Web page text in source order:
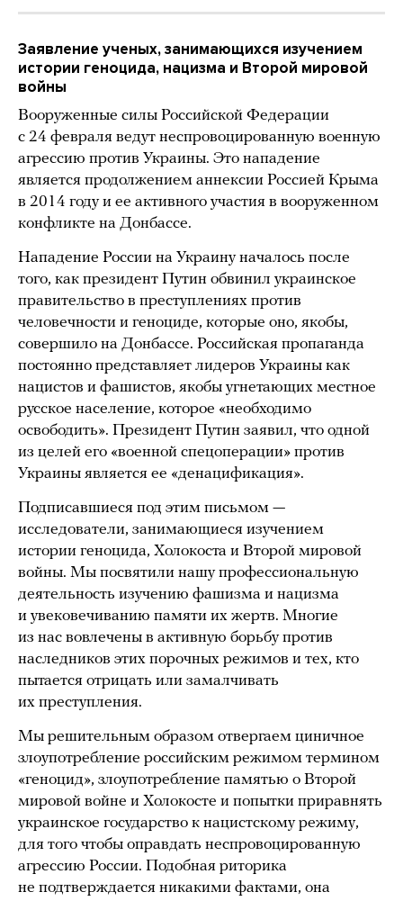
Заявление ученых, занимающихся изучением
истории геноцида, нацизма и Второй мировой
войны
Вооруженные силы Российской Федерации
с 24 февраля ведут неспровоцированную военную
агрессию против Украины. Это нападение
является продолжением аннексии Россией Крыма
в 2014 году и ее активного участия в вооруженном
конфликте на Донбассе.
Нападение России на Украину началось после
того, как президент Путин обвинил украинское
правительство в преступлениях против
человечности и геноциде, которые оно, якобы,
совершило на Донбассе. Российская пропаганда
постоянно представляет лидеров Украины как
нацистов и фашистов, якобы угнетающих местное
русское население, которое «необходимо
освободить». Президент Путин заявил, что одной
из целей его «военной спецоперации» против
Украины является ее «денацификация».
Подписавшиеся под этим письмом —
исследователи, занимающиеся изучением
истории геноцида, Холокоста и Второй мировой
войны. Мы посвятили нашу профессиональную
деятельность изучению фашизма и нацизма
и увековечиванию памяти их жертв. Многие
из нас вовлечены в активную борьбу против
наследников этих порочных режимов и тех, кто
пытается отрицать или замалчивать
их преступления.
Мы решительным образом отвергаем циничное
злоупотребление российским режимом термином
«геноцид», злоупотребление памятью о Второй
мировой войне и Холокосте и попытки приравнять
украинское государство к нацистскому режиму,
для того чтобы оправдать неспровоцированную
агрессию России. Подобная риторика
не подтверждается никакими фактами, она